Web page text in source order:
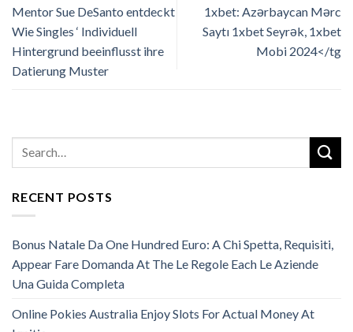
Mentor Sue DeSanto entdeckt
Wie Singles ‘ Individuell
Hintergrund beeinflusst ihre
Datierung Muster
1xbet: Azərbaycan Mərc
Saytı 1xbet Seyrək, 1xbet
Mobi 2024</tg
RECENT POSTS
Bonus Natale Da One Hundred Euro: A Chi Spetta, Requisiti,
Appear Fare Domanda At The Le Regole Each Le Aziende
Una Guida Completa
Online Pokies Australia Enjoy Slots For Actual Money At